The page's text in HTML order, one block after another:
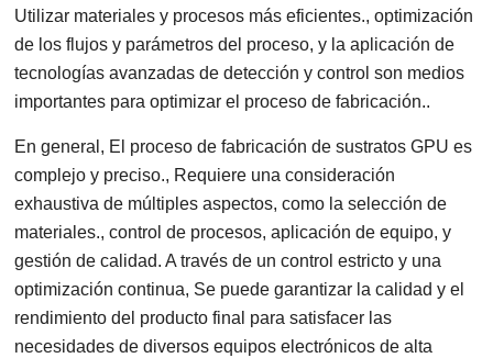
Utilizar materiales y procesos más eficientes., optimización
de los flujos y parámetros del proceso, y la aplicación de
tecnologías avanzadas de detección y control son medios
importantes para optimizar el proceso de fabricación..
En general, El proceso de fabricación de sustratos GPU es
complejo y preciso., Requiere una consideración
exhaustiva de múltiples aspectos, como la selección de
materiales., control de procesos, aplicación de equipo, y
gestión de calidad. A través de un control estricto y una
optimización continua, Se puede garantizar la calidad y el
rendimiento del producto final para satisfacer las
necesidades de diversos equipos electrónicos de alta